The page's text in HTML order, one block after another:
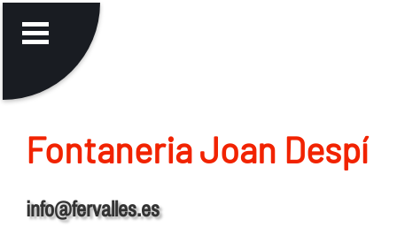
Fontaneria Joan Despí
info@fervalles.es